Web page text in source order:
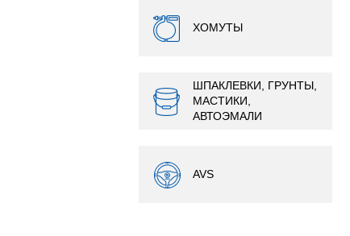
ХОМУТЫ
ШПАКЛЕВКИ, ГРУНТЫ,
МАСТИКИ,
АВТОЭМАЛИ
AVS